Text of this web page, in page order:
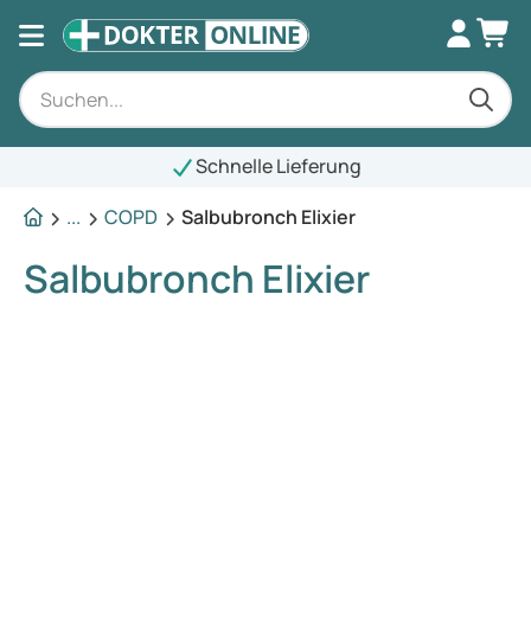
Schnelle Lieferung
...
COPD Salbubronch Elixier
Salbubronch Elixier